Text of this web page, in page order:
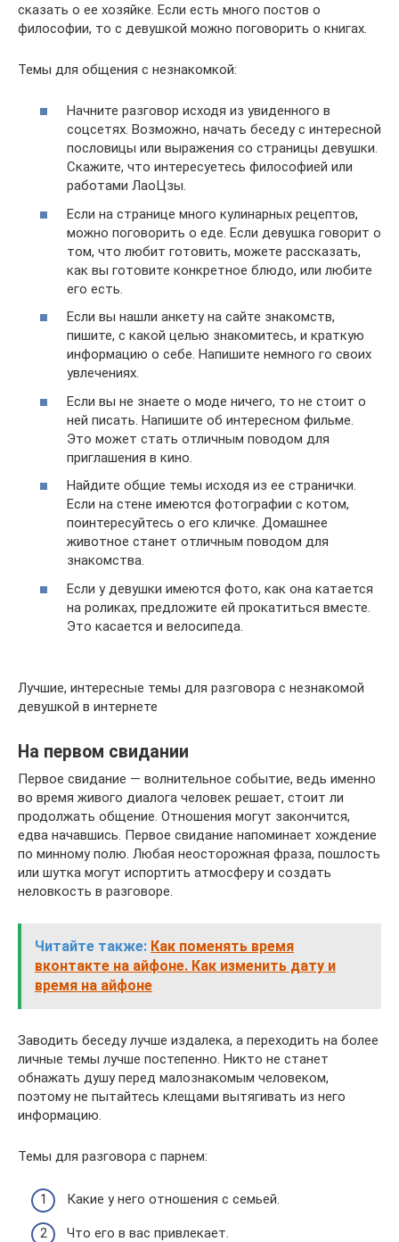
сказать о ее хозяйке. Если есть много постов о
философии, то с девушкой можно поговорить о книгах.
Темы для общения с незнакомкой:
Начните разговор исходя из увиденного в
соцсетях. Возможно, начать беседу с интересной
пословицы или выражения со страницы девушки.
Скажите, что интересуетесь философией или
работами ЛаоЦзы.
Если на странице много кулинарных рецептов,
можно поговорить о еде. Если девушка говорит о
том, что любит готовить, можете рассказать,
как вы готовите конкретное блюдо, или любите
его есть.
Если вы нашли анкету на сайте знакомств,
пишите, с какой целью знакомитесь, и краткую
информацию о себе. Напишите немного го своих
увлечениях.
Если вы не знаете о моде ничего, то не стоит о
ней писать. Напишите об интересном фильме.
Это может стать отличным поводом для
приглашения в кино.
Найдите общие темы исходя из ее странички.
Если на стене имеются фотографии с котом,
поинтересуйтесь о его кличке. Домашнее
животное станет отличным поводом для
знакомства.
Если у девушки имеются фото, как она катается
на роликах, предложите ей прокатиться вместе.
Это касается и велосипеда.
Лучшие, интересные темы для разговора с незнакомой
девушкой в интернете
На первом свидании
Первое свидание — волнительное событие, ведь именно
во время живого диалога человек решает, стоит ли
продолжать общение. Отношения могут закончится,
едва начавшись. Первое свидание напоминает хождение
по минному полю. Любая неосторожная фраза, пошлость
или шутка могут испортить атмосферу и создать
неловкость в разговоре.
Читайте также: Как поменять время
вконтакте на айфоне. Как изменить дату и
время на айфоне
Заводить беседу лучше издалека, а переходить на более
личные темы лучше постепенно. Никто не станет
обнажать душу перед малознакомым человеком,
поэтому не пытайтесь клещами вытягивать из него
информацию.
Темы для разговора с парнем:
Какие у него отношения с семьей.
Что его в вас привлекает.